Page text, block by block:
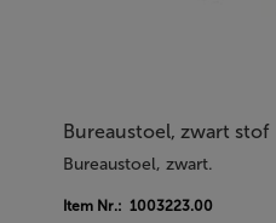
Bureaustoel, zwart stof
Bureaustoel, zwart.
Item Nr.: 1003223.00